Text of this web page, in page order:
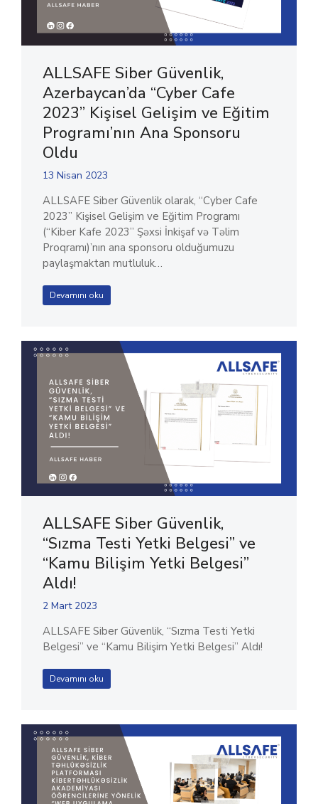
ALLSAFE Siber Güvenlik,
Azerbaycan’da “Cyber ​​Cafe
2023” Kişisel Gelişim ve Eğitim
Programı’nın Ana Sponsoru
Oldu
13 Nisan 2023
ALLSAFE Siber Güvenlik olarak, “Cyber ​​Cafe
2023” Kişisel Gelişim ve Eğitim Programı
(“Kiber Kafe 2023” Şəxsi İnkişaf və Təlim
Proqramı)’nın ana sponsoru olduğumuzu
paylaşmaktan mutluluk…
Devamını oku
ALLSAFE Siber Güvenlik,
“Sızma Testi Yetki Belgesi” ve
“Kamu Bilişim Yetki Belgesi”
Aldı!
2 Mart 2023
ALLSAFE Siber Güvenlik, “Sızma Testi Yetki
Belgesi” ve “Kamu Bilişim Yetki Belgesi” Aldı!
Devamını oku